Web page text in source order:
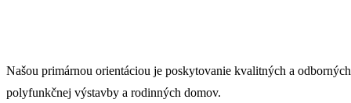
Našou primárnou orientáciou je poskytovanie kvalitných a
polyfunkčnej výstavby a rodinných domov.